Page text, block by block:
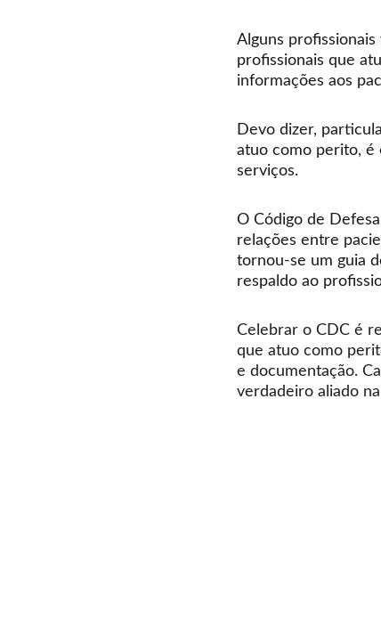
Alguns
profissionais que
informações aos
Devo dizer,
atuo como perito, é
serviços.
O Código de
relações entre
tornou-se um guia
respaldo ao
Celebrar o CDC é
que atuo como
e documentação.
verdadeiro aliado